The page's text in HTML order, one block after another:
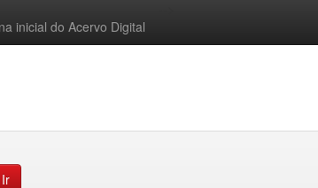
inicial do Acervo Digital